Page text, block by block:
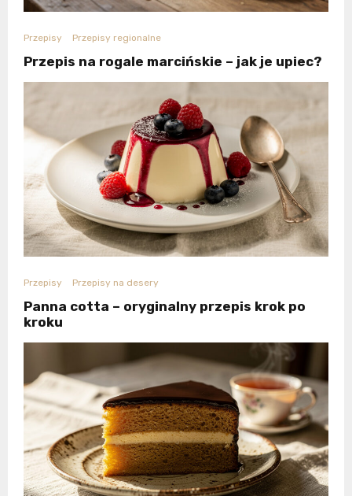
Przepisy Przepisy regionalne
Przepis na rogale marcińskie – jak je upiec?
Przepisy Przepisy na desery
Panna cotta – oryginalny przepis krok po
kroku